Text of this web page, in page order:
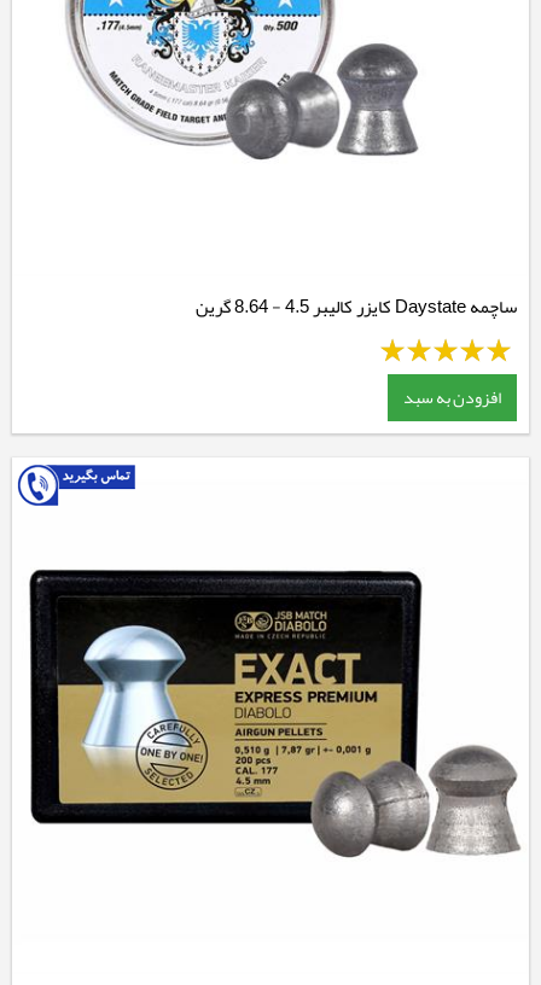
ساچمه Daystate کایزر کالیبر 4.5 - 8.64 گرین
افزودن به سبد